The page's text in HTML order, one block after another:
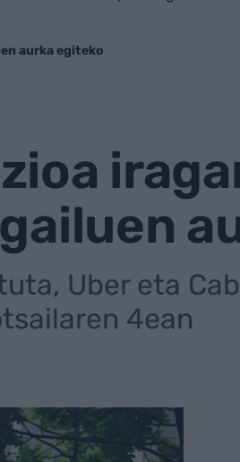
aurka egiteko
Uber eta
4ean